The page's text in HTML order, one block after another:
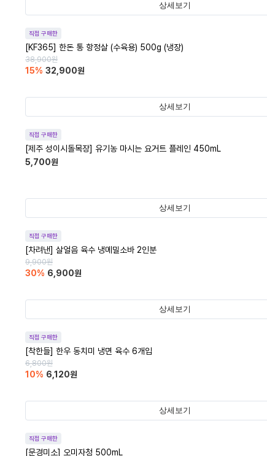
상세보기
직접 구매한
[KF365] 한돈 통 항정살 (수육용) 500g (냉장)
38,900원
15% 32,900원
상세보기
직접 구매한
[제주 성이시돌목장] 유기농 마시는 요거트 플레인 450mL
5,700원
상세보기
직접 구매한
[차려낸] 살얼음 육수 냉메밀소바 2인분
9,900원
30% 6,900원
상세보기
직접 구매한
[착한들] 한우 동치미 냉면 육수 6개입
6,800원
10% 6,120원
상세보기
직접 구매한
[문경미소] 오미자청 500mL